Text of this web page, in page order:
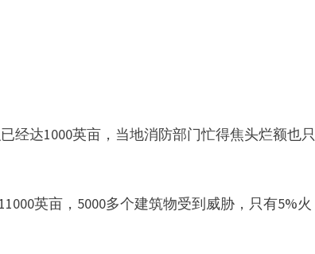
经达1000英亩，当地消防部门忙得焦头烂额也只
英亩，5000多个建筑物受到威胁，只有5%火